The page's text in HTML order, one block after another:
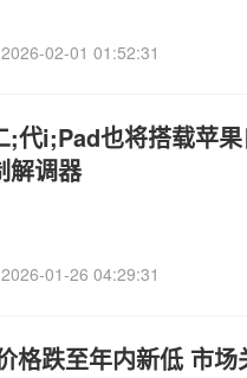
2026-02-01 01:52:31
;代i;Pad也将搭载苹
解调器
2026-01-26 04:29:31
格跌至年内新低 市